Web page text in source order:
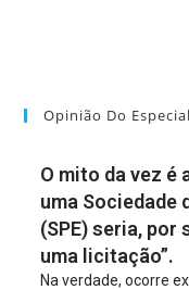
Opinião Do
O mito da vez é
uma Sociedade
(SPE) seria, por
uma licitação”.
Na verdade, ocorre